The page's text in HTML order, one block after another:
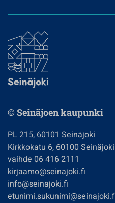
© Seinäjoen kaupunki
PL 215, 60101 Seinäjoki
Kirkkokatu 6, 60100 Seinäjoki
vaihde 06 416 2111
kirjaamo@seinajoki.fi
info@seinajoki.fi